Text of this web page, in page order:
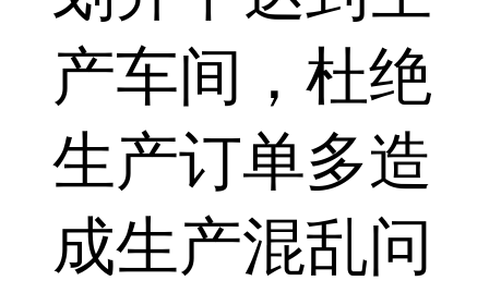
产车间，杜绝
生产订单多造
成生产混乱问